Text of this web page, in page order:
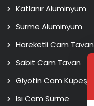
Katlanır Alüminyum
Sürme Alüminyum
Hareketli Cam Tavan
Sabit Cam Tavan
Giyotin Cam Küpeşte
Isı Cam Sürme